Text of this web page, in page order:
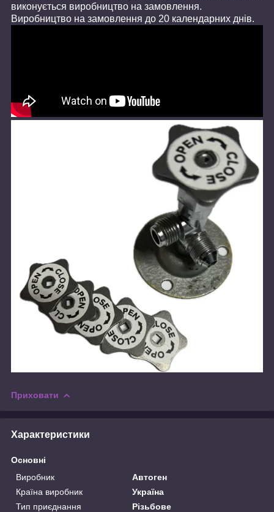
виконується виробництво на замовлення.
Виробництво на замовлення до 20 календарних днів.
Приховати
Характеристики
Основні
Виробник
Автоген
Країна виробник
Україна
Тип приєднання
Різьбове